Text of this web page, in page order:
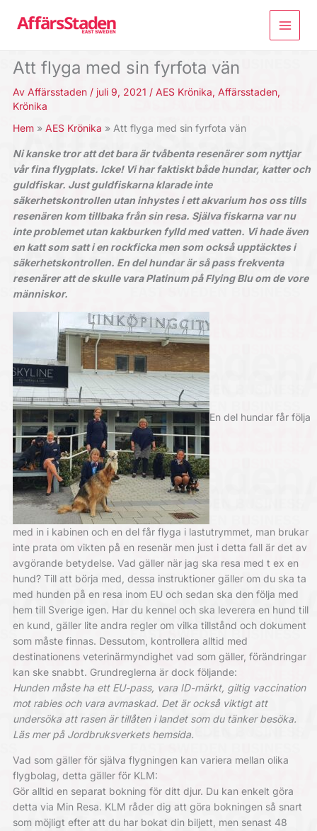
Att flyga med sin fyrfota vän
Av Affärsstaden / juli 9, 2021 / AES Krönika, Affärsstaden,
Krönika
Hem
AES Krönika Att flyga med sin fyrfota vän
Ni kanske tror att det bara är tvåbenta resenärer som nyttjar
vår fina flygplats. Icke! Vi har faktiskt både hundar, katter och
guldfiskar. Just guldfiskarna klarade inte
säkerhetskontrollen utan inhystes i ett akvarium hos oss tills
resenären kom tillbaka från sin resa. Själva fiskarna var nu
inte problemet utan kakburken fylld med vatten. Vi hade även
en katt som satt i en rockficka men som också upptäcktes i
säkerhetskontrollen. En del hundar är så pass frekventa
resenärer att de skulle vara Platinum på Flying Blu om de vore
människor.
En del hundar får följa
med in i kabinen och en del får flyga i lastutrymmet, man brukar
inte prata om vikten på en resenär men just i detta fall är det av
avgörande betydelse. Vad gäller när jag ska resa med t ex en
hund? Till att börja med, dessa instruktioner gäller om du ska ta
med hunden på en resa inom EU och sedan ska den följa med
hem till Sverige igen. Har du kennel och ska leverera en hund till
en kund, gäller lite andra regler om vilka tillstånd och dokument
som måste finnas. Dessutom, kontrollera alltid med
destinationens veterinärmyndighet vad som gäller, förändringar
kan ske snabbt. Grundreglerna är dock följande:
Hunden måste ha ett EU-pass, vara ID-märkt, giltig vaccination
mot rabies och vara avmaskad. Det är också viktigt att
undersöka att rasen är tillåten i landet som du tänker besöka.
Läs mer på Jordbruksverkets hemsida.
Vad som gäller för själva flygningen kan variera mellan olika
flygbolag, detta gäller för KLM:
Gör alltid en separat bokning för ditt djur. Du kan enkelt göra
detta via Min Resa. KLM råder dig att göra bokningen så snart
som möjligt efter att du har bokat din biljett, men senast 48